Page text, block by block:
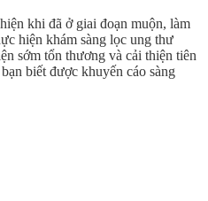
khi đã ở giai đoạn muộn, làm
hiện khám sàng lọc ung thư
sớm tổn thương và cải thiện tiên
biết được khuyến cáo sàng